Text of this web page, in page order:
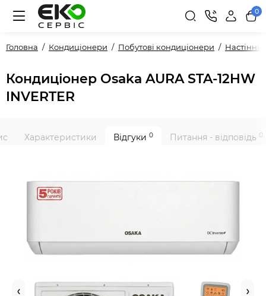
0
Головна Кондиціонери Побутові кондиціонери Настінні
Кондиціонер Osaka AURA STA-12HW
INVERTER
Характеристики Відгуки 0 Питання - відповідь 0